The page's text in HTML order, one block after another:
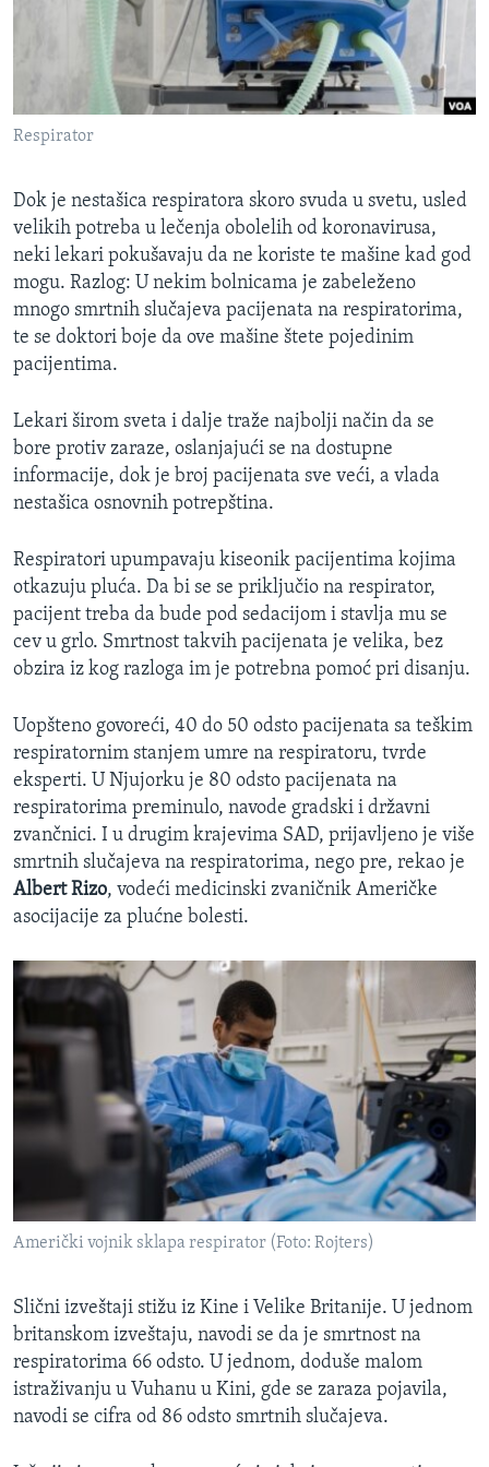
Respirator
Dok je nestašica respiratora skoro svuda u svetu, usled
velikih potreba u lečenja obolelih od koronavirusa,
neki lekari pokušavaju da ne koriste te mašine kad god
mogu. Razlog: U nekim bolnicama je zabeleženo
mnogo smrtnih slučajeva pacijenata na respiratorima,
te se doktori boje da ove mašine štete pojedinim
pacijentima.
Lekari širom sveta i dalje traže najbolji način da se
bore protiv zaraze, oslanjajući se na dostupne
informacije, dok je broj pacijenata sve veći, a vlada
nestašica osnovnih potrepština.
Respiratori upumpavaju kiseonik pacijentima kojima
otkazuju pluća. Da bi se se priključio na respirator,
pacijent treba da bude pod sedacijom i stavlja mu se
cev u grlo. Smrtnost takvih pacijenata je velika, bez
obzira iz kog razloga im je potrebna pomoć pri disanju.
Uopšteno govoreći, 40 do 50 odsto pacijenata sa teškim
respiratornim stanjem umre na respiratoru, tvrde
eksperti. U Njujorku je 80 odsto pacijenata na
respiratorima preminulo, navode gradski i državni
zvančnici. I u drugim krajevima SAD, prijavljeno je više
smrtnih slučajeva na respiratorima, nego pre, rekao je
Albert Rizo, vodeći medicinski zvaničnik Američke
asocijacije za plućne bolesti.
Američki vojnik sklapa respirator (Foto: Rojters)
Slični izveštaji stižu iz Kine i Velike Britanije. U jednom
britanskom izveštaju, navodi se da je smrtnost na
respiratorima 66 odsto. U jednom, doduše malom
istraživanju u Vuhanu u Kini, gde se zaraza pojavila,
navodi se cifra od 86 odsto smrtnih slučajeva.